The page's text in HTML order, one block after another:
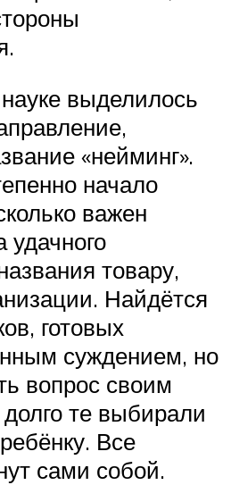
выделилось
«нейминг».
начало
важен
удачного
товару,
Найдётся
готовых
суждением, но
вопрос своим
те выбирали
Все
сами собой.